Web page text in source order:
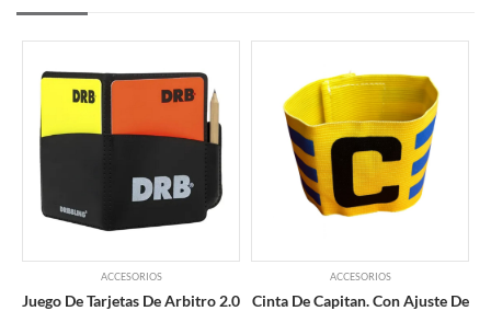
ACCESORIOS
Juego De Tarjetas De Arbitro 2.0
ACCESORIOS
Cinta De Capitan. Con Ajuste De